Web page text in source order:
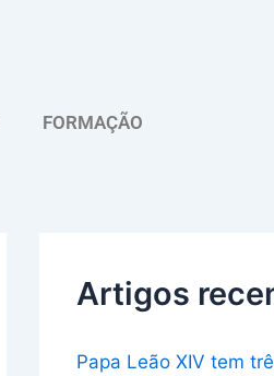
FORMAÇÃO
Artigos
Papa Leão XIV tem
u